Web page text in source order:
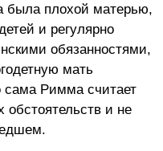
была плохой матерью,
и регулярно
обязанностями,
мать
сама Римма считает
и не